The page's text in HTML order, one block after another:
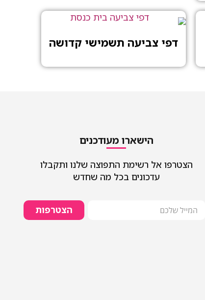
דפי צביעה תשמישי קדושה
הישארו מעודכנים
הצטרפו אל רשימת התפוצה שלנו ותקבלו
עדכונים בכל מה שחדש
הצטרפות